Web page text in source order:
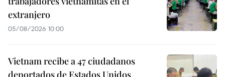
extranjero
05/08/2026 10:00
Vietnam recibe a 47 ciudadanos
deportados de Estados Unidos